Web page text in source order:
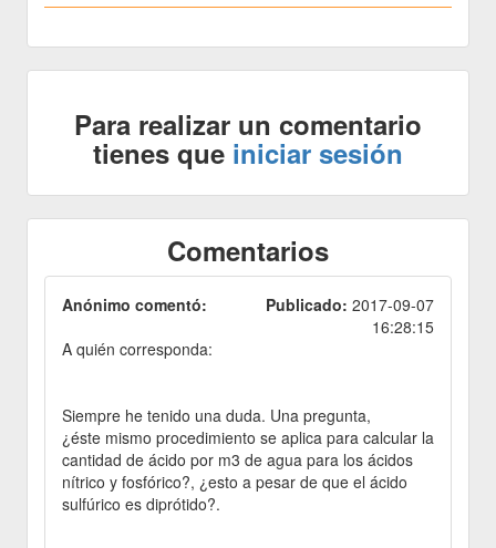
Para realizar un comentario
tienes que iniciar sesión
Comentarios
Anónimo comentó: Publicado: 2017-09-07
16:28:15
A quién corresponda:
Siempre he tenido una duda. Una pregunta,
¿éste mismo procedimiento se aplica para calcular la
cantidad de ácido por m3 de agua para los ácidos
nítrico y fosfórico?, ¿esto a pesar de que el ácido
sulfúrico es diprótido?.